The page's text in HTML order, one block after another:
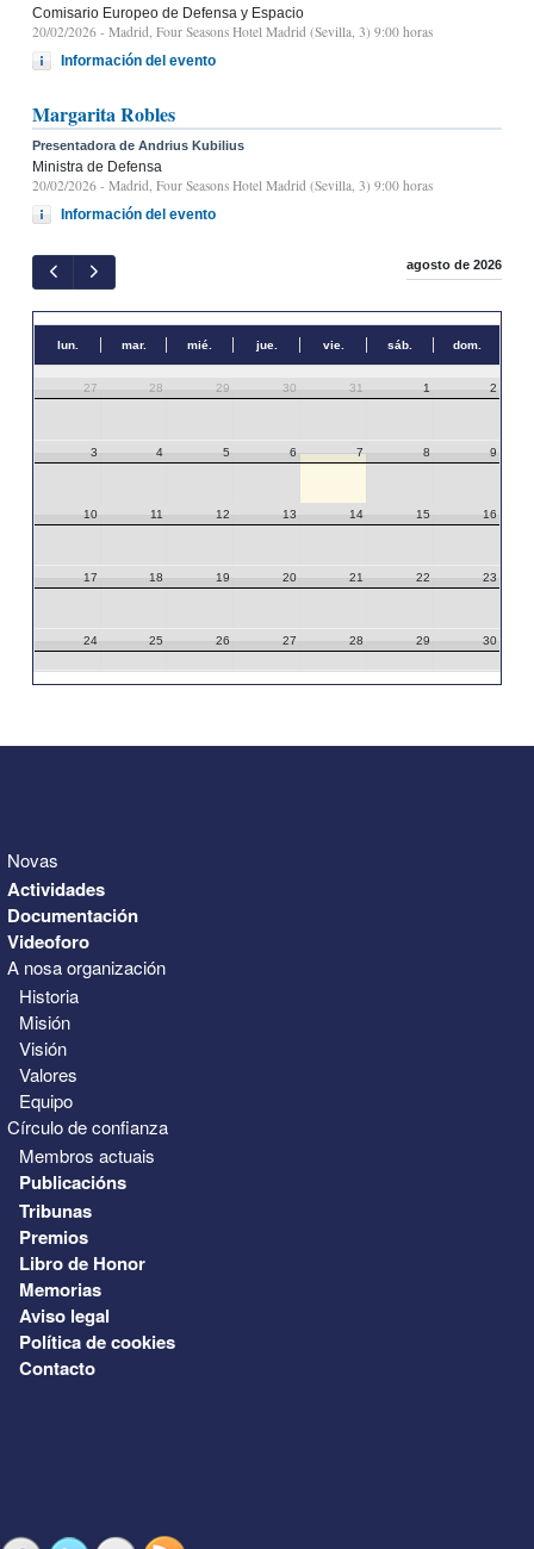
Comisario Europeo de Defensa y Espacio
20/02/2026 - Madrid, Four Seasons Hotel Madrid (Sevilla, 3) 9:00 horas
Información del evento
Margarita Robles
Presentadora de Andrius Kubilius
Ministra de Defensa
20/02/2026 - Madrid, Four Seasons Hotel Madrid (Sevilla, 3) 9:00 horas
Información del evento
agosto de 2026
lun. mar. mié. jue. vie. sáb. dom.
27 28 29 30 31 1 2
3 4 5 6 7 8 9
10 11 12 13 14 15 16
17 18 19 20 21 22 23
24 25 26 27 28 29 30
Novas
Actividades
Documentación
Videoforo
A nosa organización
Historia
Misión
Visión
Valores
Equipo
Círculo de confianza
Membros actuais
Publicacións
Tribunas
Premios
Libro de Honor
Memorias
Aviso legal
Política de cookies
Contacto